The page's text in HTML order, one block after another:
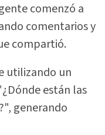
comenzó a
comentarios y
compartió.
utilizando un
están las
generando